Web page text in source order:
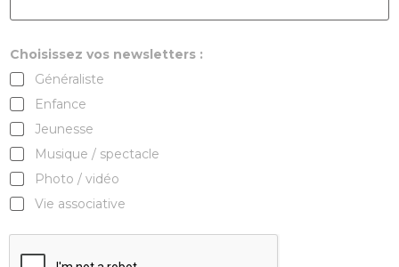
Choisissez vos newsletters :
Généraliste
Enfance
Jeunesse
Musique / spectacle
Photo / vidéo
Vie associative